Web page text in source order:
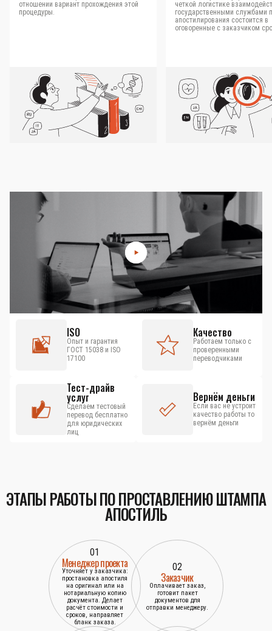
отношении вариант прохождения этой
процедуры.
четкой логистике
государственными службами
апостилирования состоится в
оговоренные с заказчиком
ISO
Опыт и гарантия
ГОСТ 15038 и ISO
17100
Качество
Работаем только с
проверенными
переводчиками
Тест-драйв
услуг
Сделаем тестовый
перевод бесплатно
для юридических
лиц
Вернём деньги
Если вас не устроит
качество работы то
вернём деньги
ЭТАПЫ РАБОТЫ ПО ПРОСТАВЛЕНИЮ ШТАМПА
АПОСТИЛЬ
01
Менеджер проекта
Уточняет у заказчика:
простановка апостиля
на оригинал или на
нотариальную копию
документа. Делает
расчёт стоимости и
сроков, направляет
бланк заказа.
02
Заказчик
Оплачивает заказ,
готовит пакет
документов для
отправки менеджеру.